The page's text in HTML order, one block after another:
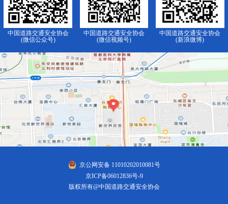
中国道路交通安全协会
(微信公众号)
中国道路交通安全协会
(微信视频号)
中国道路交通安全协会
(新浪微博)
京公网安备 11010202010081号
京ICP备06012836号-9
版权所有@中国道路交通安全协会